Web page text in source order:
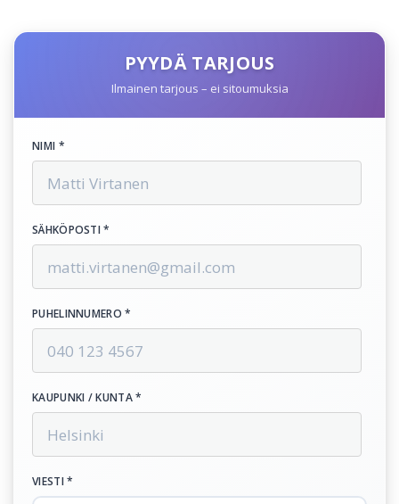
PYYDÄ TARJOUS
Ilmainen tarjous – ei sitoumuksia
NIMI *
SÄHKÖPOSTI *
PUHELINNUMERO *
KAUPUNKI / KUNTA *
VIESTI *